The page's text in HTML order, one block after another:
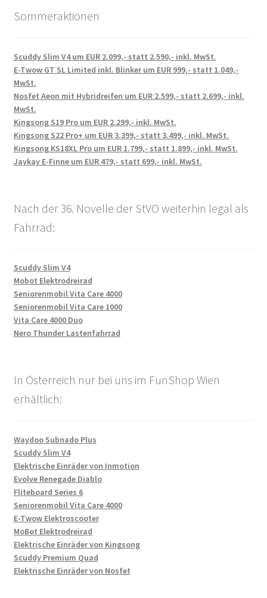
Sommeraktionen
Scuddy Slim V4 um EUR 2.099,- statt 2.590,- inkl. MwSt.
E-Twow GT SL Limited inkl. Blinker um EUR 999,- statt 1.049,-
MwSt.
Nosfet Aeon mit Hybridreifen um EUR 2.599,- statt 2.699,- inkl.
MwSt.
Kingsong S19 Pro um EUR 2.299,- inkl. MwSt.
Kingsong S22 Pro+ um EUR 3.399,- statt 3.499,- inkl. MwSt.
Kingsong KS18XL Pro um EUR 1.799,- statt 1.899,- inkl. MwSt.
Jaykay E-Finne um EUR 479,- statt 699,- inkl. MwSt.
Nach der 36. Novelle der StVO weiterhin legal als
Fahrrad:
Scuddy Slim V4
Mobot Elektrodreirad
Seniorenmobil Vita Care 4000
Seniorenmobil Vita Care 1000
Vita Care 4000 Duo
Nero Thunder Lastenfahrrad
In Österreich nur bei uns im FunShop Wien
erhältlich:
Waydoo Subnado Plus
Scuddy Slim V4
Elektrische Einräder von Inmotion
Evolve Renegade Diablo
Fliteboard Series 6
Seniorenmobil Vita Care 4000
E-Twow Elektroscooter
MoBot Elektrodreirad
Elektrische Einräder von Kingsong
Scuddy Premium Quad
Elektrische Einräder von Nosfet